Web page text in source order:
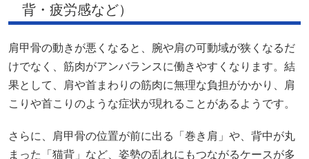
背・疲労感など）
肩甲骨の動きが悪くなると、腕や肩の可動域が狭くなるだ
けでなく、筋肉がアンバランスに働きやすくなります。結
果として、肩や首まわりの筋肉に無理な負担がかかり、肩
こりや首こりのような症状が現れることがあるようです。
さらに、肩甲骨の位置が前に出る「巻き肩」や、背中が丸
まった「猫背」など、姿勢の乱れにもつながるケースが多